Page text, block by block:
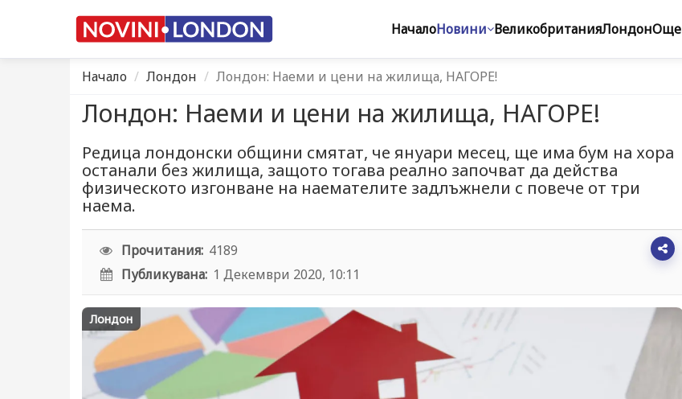
НачалоНовини ВеликобританияЛондонОще
Начало Лондон Лондон: Наеми и цени на жилища, НАГОРЕ!
Лондон: Наеми и цени на жилища, НАГОРЕ!
Редица лондонски общини смятат, че януари месец, ще има бум на хора
останали без жилища, защото тогава реално започват да действа
физическото изгонване на наемателите задлъжнели с повече от три
наема.
Прочитания: 4189
Публикувана: 1 Декември 2020, 10:11
Лондон